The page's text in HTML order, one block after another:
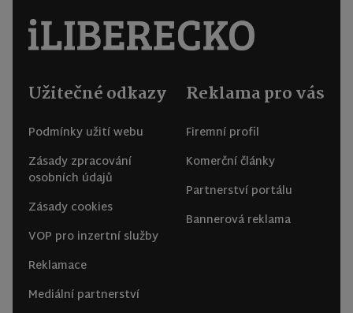
Užitečné odkazy
Podmínky užití webu
Zásady zpracování
osobních údajů
Zásady cookies
VOP pro inzertní služby
Reklamace
Mediální partnerství
Reklama pro vás
Firemní profil
Komerční články
Partnerství portálu
Bannerová reklama